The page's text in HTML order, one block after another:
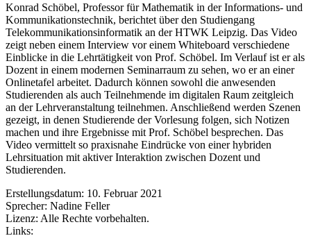
Konrad Schöbel, Professor für Mathematik in der Informations- und
Kommunikationstechnik, berichtet über den Studiengang
Telekommunikationsinformatik an der HTWK Leipzig. Das Video
zeigt neben einem Interview vor einem Whiteboard verschiedene
Einblicke in die Lehrtätigkeit von Prof. Schöbel. Im Verlauf ist er als
Dozent in einem modernen Seminarraum zu sehen, wo er an einer
Onlinetafel arbeitet. Dadurch können sowohl die anwesenden
Studierenden als auch Teilnehmende im digitalen Raum zeitgleich
an der Lehrveranstaltung teilnehmen. Anschließend werden Szenen
gezeigt, in denen Studierende der Vorlesung folgen, sich Notizen
machen und ihre Ergebnisse mit Prof. Schöbel besprechen. Das
Video vermittelt so praxisnahe Eindrücke von einer hybriden
Lehrsituation mit aktiver Interaktion zwischen Dozent und
Studierenden.
Erstellungsdatum: 10. Februar 2021
Sprecher: Nadine Feller
Lizenz: Alle Rechte vorbehalten.
Links: